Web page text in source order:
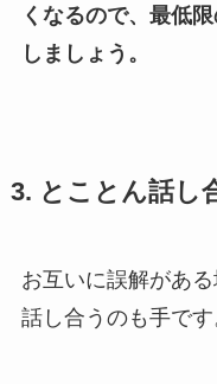
くなるので、最低
しましょう。
3. とことん話し
お互いに誤解があ
話し合うのも手です